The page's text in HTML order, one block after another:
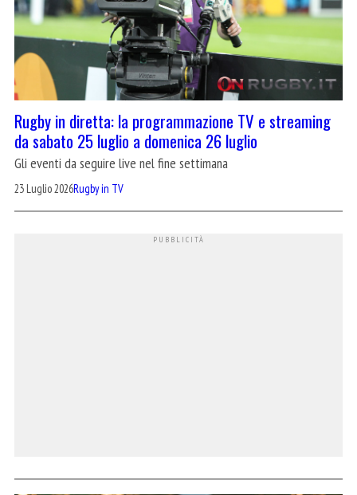
Rugby in diretta: la programmazione TV e streaming
da sabato 25 luglio a domenica 26 luglio
Gli eventi da seguire live nel fine settimana
23 Luglio 2026Rugby in TV